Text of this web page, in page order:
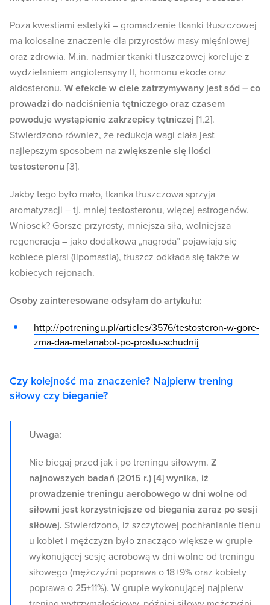
Poza kwestiami estetyki – gromadzenie tkanki tłuszczowej
ma kolosalne znaczenie dla przyrostów masy mięśniowej
oraz zdrowia. M.in. nadmiar tkanki tłuszczowej koreluje z
wydzielaniem angiotensyny II, hormonu ekode oraz
aldosteronu. W efekcie w ciele zatrzymywany jest sód – co
prowadzi do nadciśnienia tętniczego oraz czasem
powoduje wystąpienie zakrzepicy tętniczej [1,2].
Stwierdzono również, że redukcja wagi ciała jest
najlepszym sposobem na zwiększenie się ilości
testosteronu [3].
Jakby tego było mało, tkanka tłuszczowa sprzyja
aromatyzacji – tj. mniej testosteronu, więcej estrogenów.
Wniosek? Gorsze przyrosty, mniejsza siła, wolniejsza
regeneracja – jako dodatkowa „nagroda” pojawiają się
kobiece piersi (lipomastia), tłuszcz odkłada się także w
kobiecych rejonach.
Osoby zainteresowane odsyłam do artykułu:
http://potreningu.pl/articles/3576/testosteron-w-gore-
zma-daa-metanabol-po-prostu-schudnij
Czy kolejność ma znaczenie? Najpierw trening
siłowy czy bieganie?
Uwaga:
Nie biegaj przed jak i po treningu siłowym. Z
najnowszych badań (2015 r.) [4] wynika, iż
prowadzenie treningu aerobowego w dni wolne od
siłowni jest korzystniejsze od biegania zaraz po sesji
siłowej. Stwierdzono, iż szczytowej pochłanianie tlenu
u kobiet i mężczyzn było znacząco większe w grupie
wykonującej sesję aerobową w dni wolne od treningu
siłowego (mężczyźni poprawa o 18±9% oraz kobiety
poprawa o 25±11%). W grupie wykonującej najpierw